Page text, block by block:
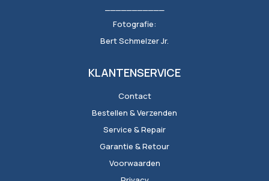
Fotografie:
Bert Schmelzer Jr.
KLANTENSERVICE
Contact
Bestellen & Verzenden
Service & Repair
Garantie & Retour
Voorwaarden